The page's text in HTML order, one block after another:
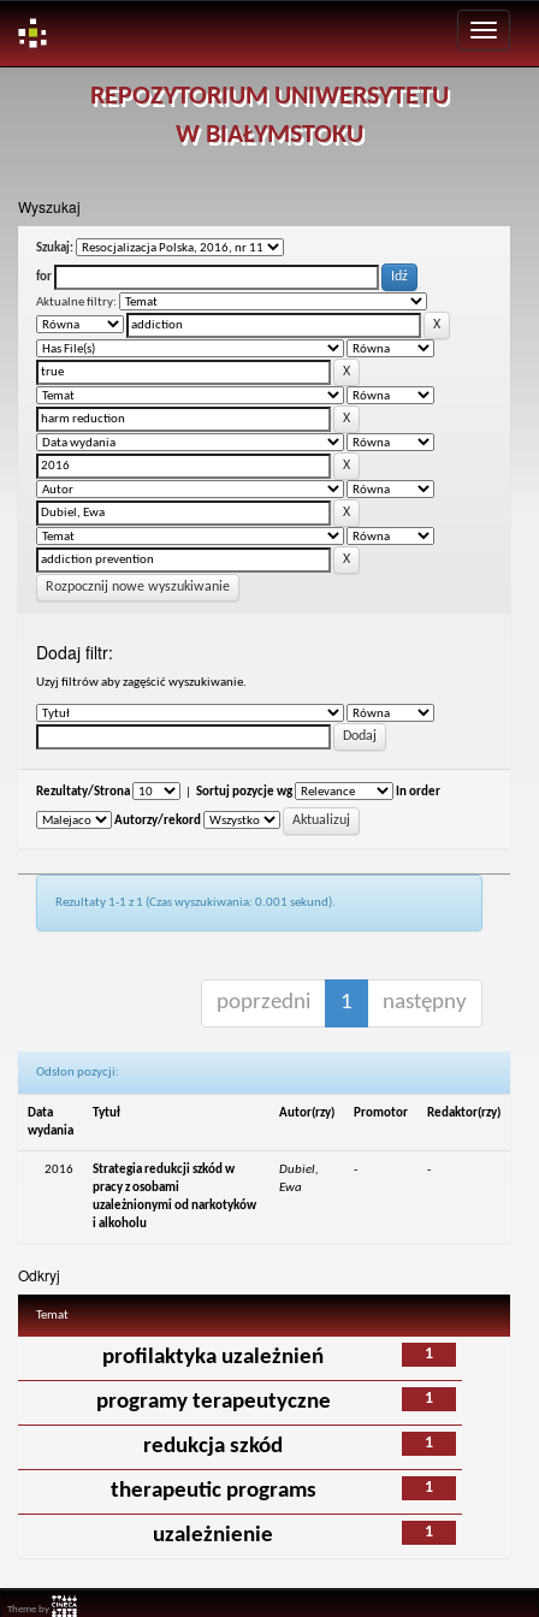
REPOZYTORIUM UNIWERSYTETU
W BIAŁYMSTOKU
Wyszukaj
Szukaj:
for
Aktualne filtry:
Rozpocznij nowe wyszukiwanie
Dodaj filtr:
Uzyj filtrów aby zagęścić wyszukiwanie.
Rezultaty/Strona Sortuj pozycje wg In order
Autorzy/rekord
Rezultaty 1-1 z 1 (Czas wyszukiwania: 0.001 sekund).
poprzedni 1 następny
Odsłon pozycji:
Data
wydania
Tytuł Autor(rzy) Promotor Redaktor(rzy)
2016
Strategia redukcji szkód w
pracy z osobami
uzależnionymi od narkotyków
i alkoholu
Dubiel,
Ewa
- -
Odkryj
Temat
1
profilaktyka uzależnień
1
programy terapeutyczne
1
redukcja szkód
1
therapeutic programs
1
uzależnienie
Theme by